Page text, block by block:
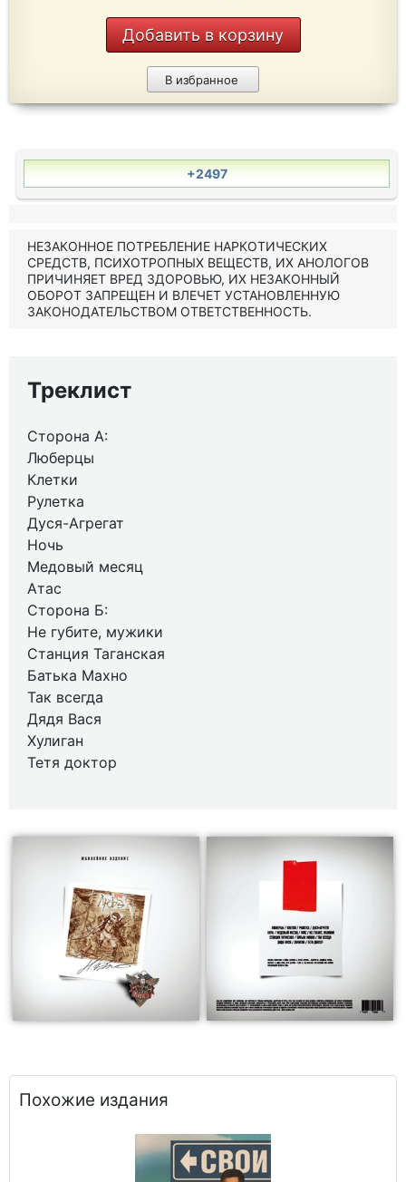
Добавить в корзину
В избранное
+2497
НЕЗАКОННОЕ ПОТРЕБЛЕНИЕ НАРКОТИЧЕСКИХ
СРЕДСТВ, ПСИХОТРОПНЫХ ВЕЩЕСТВ, ИХ АНОЛОГОВ
ПРИЧИНЯЕТ ВРЕД ЗДОРОВЬЮ, ИХ НЕЗАКОННЫЙ
ОБОРОТ ЗАПРЕЩЕН И ВЛЕЧЕТ УСТАНОВЛЕННУЮ
ЗАКОНОДАТЕЛЬСТВОМ ОТВЕТСТВЕННОСТЬ.
Треклист
Сторона А:
Люберцы
Клетки
Рулетка
Дуся-Агрегат
Ночь
Медовый месяц
Атас
Сторона Б:
Не губите, мужики
Станция Таганская
Батька Махно
Так всегда
Дядя Вася
Хулиган
Тетя доктор
Похожие издания